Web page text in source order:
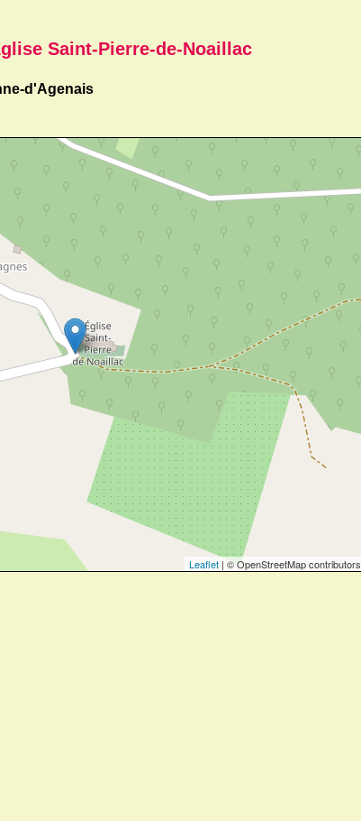
Saint-Pierre-de-Noaillac
d'Agenais
Leaflet| © OpenStreetMap contributors